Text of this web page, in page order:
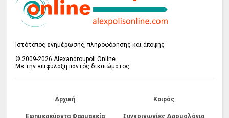
Ιστότοπος ενημέρωσης, πληροφόρησης και άποψης
© 2009-2026 Alexandroupoli Online
Με την επιφύλαξη παντός δικαιώματος.
Αρχική Καιρός